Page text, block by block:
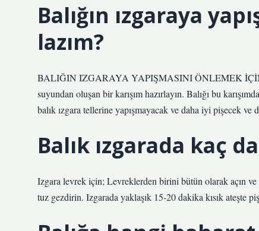
Balığın ızgaraya
lazım?
BALIĞIN IZGARAYA YAPIŞMASINI ÖNLEMEK İÇİN
suyundan oluşan bir karışım hazırlayın. Balığı bu
balık ızgara tellerine yapışmayacak ve daha iyi pişecek ve
Balık ızgarada kaç
Izgara levrek için; Levreklerden birini bütün olarak açın ve
tuz gezdirin. Izgarada yaklaşık 15-20 dakika kısık ateşte